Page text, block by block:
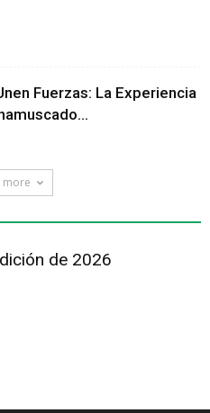
Fuerzas: La Experiencia
more
de 2026